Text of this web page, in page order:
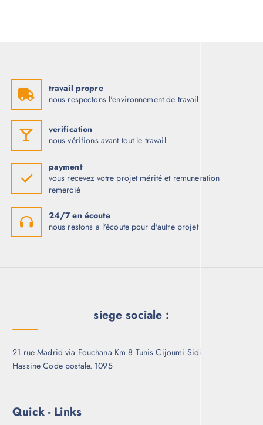
travail propre
nous respectons l'environnement de travail
verification
nous vérifions avant tout le travail
payment
vous recevez votre projet mérité et remuneration
remercié
24/7 en écoute
nous restons a l'écoute pour d'autre projet
siege sociale :
21 rue Madrid via Fouchana Km 8 Tunis Cijoumi Sidi
Hassine Code postale. 1095
Quick - Links